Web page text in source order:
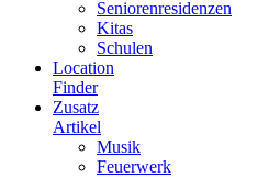
Seniorenresidenzen
Kitas
Schulen
Location
Finder
Zusatz
Artikel
Musik
Feuerwerk